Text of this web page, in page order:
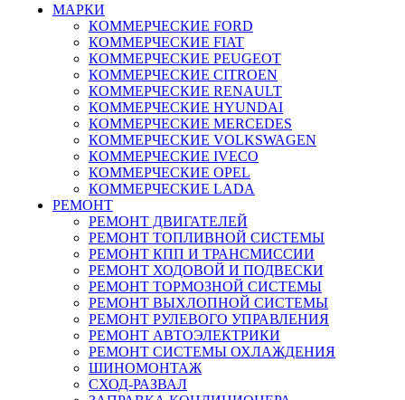
МАРКИ
КОММЕРЧЕСКИЕ FORD
КОММЕРЧЕСКИЕ FIAT
КОММЕРЧЕСКИЕ PEUGEOT
КОММЕРЧЕСКИЕ CITROEN
КОММЕРЧЕСКИЕ RENAULT
КОММЕРЧЕСКИЕ HYUNDAI
КОММЕРЧЕСКИЕ MERCEDES
КОММЕРЧЕСКИЕ VOLKSWAGEN
КОММЕРЧЕСКИЕ IVECO
КОММЕРЧЕСКИЕ OPEL
КОММЕРЧЕСКИЕ LADA
РЕМОНТ
РЕМОНТ ДВИГАТЕЛЕЙ
РЕМОНТ ТОПЛИВНОЙ СИСТЕМЫ
РЕМОНТ КПП И ТРАНСМИССИИ
РЕМОНТ ХОДОВОЙ И ПОДВЕСКИ
РЕМОНТ ТОРМОЗНОЙ СИСТЕМЫ
РЕМОНТ ВЫХЛОПНОЙ СИСТЕМЫ
РЕМОНТ РУЛЕВОГО УПРАВЛЕНИЯ
РЕМОНТ АВТОЭЛЕКТРИКИ
РЕМОНТ СИСТЕМЫ ОХЛАЖДЕНИЯ
ШИНОМОНТАЖ
СХОД-РАЗВАЛ